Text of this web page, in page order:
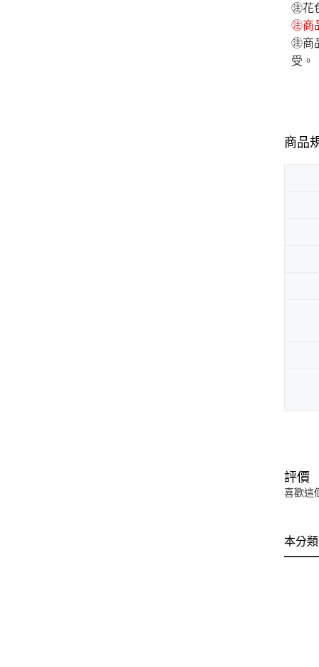
㊟花
㊟商
㊟商
受。
商品
評價
喜歡這
本分